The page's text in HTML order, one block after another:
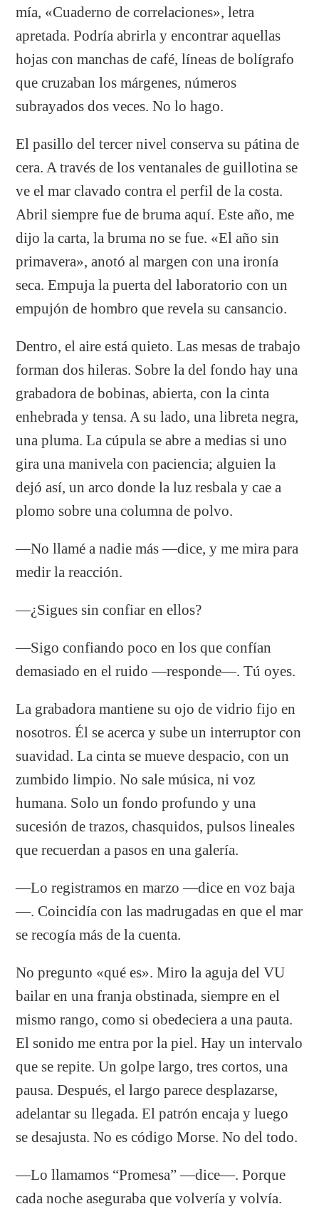
mía, «Cuaderno de correlaciones», letra
apretada. Podría abrirla y encontrar aquellas
hojas con manchas de café, líneas de bolígrafo
que cruzaban los márgenes, números
subrayados dos veces. No lo hago.
El pasillo del tercer nivel conserva su pátina de
cera. A través de los ventanales de guillotina se
ve el mar clavado contra el perfil de la costa.
Abril siempre fue de bruma aquí. Este año, me
dijo la carta, la bruma no se fue. «El año sin
primavera», anotó al margen con una ironía
seca. Empuja la puerta del laboratorio con un
empujón de hombro que revela su cansancio.
Dentro, el aire está quieto. Las mesas de trabajo
forman dos hileras. Sobre la del fondo hay una
grabadora de bobinas, abierta, con la cinta
enhebrada y tensa. A su lado, una libreta negra,
una pluma. La cúpula se abre a medias si uno
gira una manivela con paciencia; alguien la
dejó así, un arco donde la luz resbala y cae a
plomo sobre una columna de polvo.
—No llamé a nadie más —dice, y me mira para
medir la reacción.
—¿Sigues sin confiar en ellos?
—Sigo confiando poco en los que confían
demasiado en el ruido —responde—. Tú oyes.
La grabadora mantiene su ojo de vidrio fijo en
nosotros. Él se acerca y sube un interruptor con
suavidad. La cinta se mueve despacio, con un
zumbido limpio. No sale música, ni voz
humana. Solo un fondo profundo y una
sucesión de trazos, chasquidos, pulsos lineales
que recuerdan a pasos en una galería.
—Lo registramos en marzo —dice en voz baja
—. Coincidía con las madrugadas en que el mar
se recogía más de la cuenta.
No pregunto «qué es». Miro la aguja del VU
bailar en una franja obstinada, siempre en el
mismo rango, como si obedeciera a una pauta.
El sonido me entra por la piel. Hay un intervalo
que se repite. Un golpe largo, tres cortos, una
pausa. Después, el largo parece desplazarse,
adelantar su llegada. El patrón encaja y luego
se desajusta. No es código Morse. No del todo.
—Lo llamamos “Promesa” —dice—. Porque
cada noche aseguraba que volvería y volvía.